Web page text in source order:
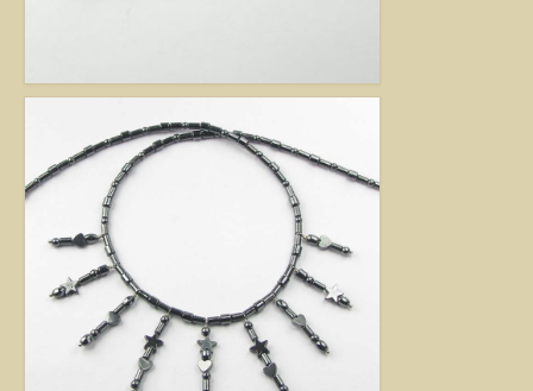
Virág ékszer
A szobai növények, kaktuszok a lakás díszei, de sajnos nem vagy csak ritkán
virágoznak.Biztosan Ön is szép kaspóba vagy díszes tartóba teszi őket, de
ennél többet is tehet értük. A kézműves Virág ékszerekkel színesebbé és
egyedibbé varázsolhatja virágait. Ezeket a díszeket ásvány, féldrágakő,
kristály felhasználásával, dróthajlításos technikával készítettem, és
garantáltan nincs két egyforma közöttük. Ha cserepes növényt ajándékoz
ismerősének, személyesebbé teheti Virág ékszerrel.